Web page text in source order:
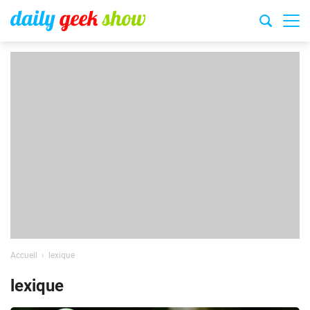
Accueil lexique
lexique